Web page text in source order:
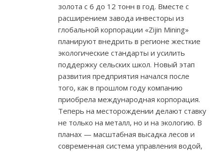
золота с 6 до 12 тонн в год. Вместе с
расширением завода инвесторы из
глобальной корпорации «Zijin Mining»
планируют внедрить в регионе жесткие
экологические стандарты и усилить
поддержку сельских школ. Новый этап
развития предприятия начался после
того, как в прошлом году компанию
приобрела международная корпорация.
Теперь на месторождении делают ставку
не только на металл, но и на экологию. В
планах — масштабная высадка лесов и
современная система управления водой,